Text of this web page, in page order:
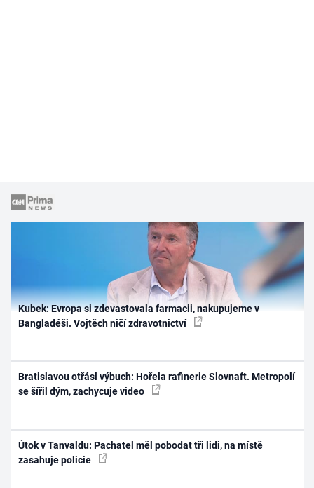
Kubek: Evropa si zdevastovala farmacii, nakupujeme v
Bangladéši. Vojtěch ničí zdravotnictví
Bratislavou otřásl výbuch: Hořela rafinerie Slovnaft. Metropolí
se šířil dým, zachycuje video
Útok v Tanvaldu: Pachatel měl pobodat tři lidi, na místě
zasahuje policie